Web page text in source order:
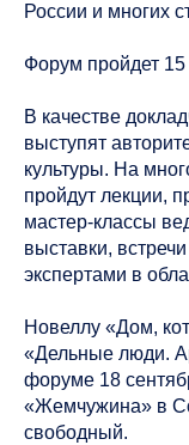
России и многих
Форум пройдет
В качестве
выступят
культуры. На
пройдут лекции,
мастер-классы
выставки,
экспертами в
Новеллу «Дом,
«Дельные люди.
форуме 18
«Жемчужина» в
свободный.